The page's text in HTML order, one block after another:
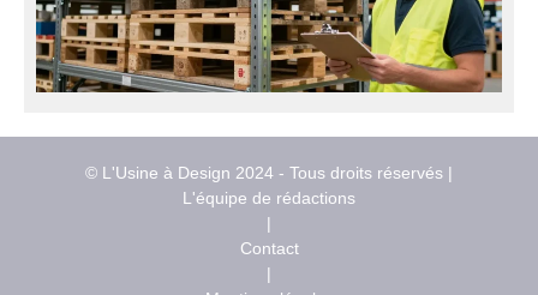
© L'Usine à Design 2024 - Tous droits réservés |
L'équipe de rédactions
|
Contact
|